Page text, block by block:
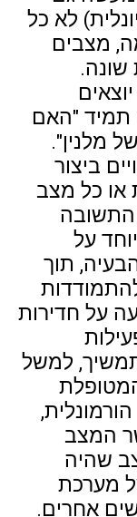
לא כל
מצבים
שונה.
תמיד "האם
מלנין".
ביצור
או כל מצב
התשובה
על
תוך
על חדירות
תמשיך, למשל
המצב
שהיה
מערכת
אחרים.